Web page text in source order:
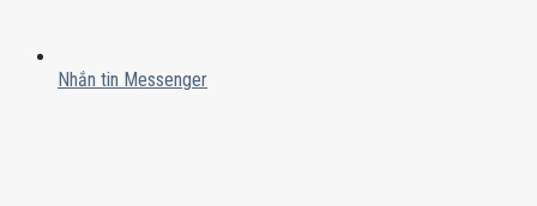
Nhắn tin Messenger